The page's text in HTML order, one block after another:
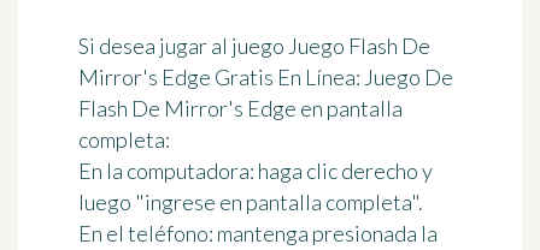
Si desea jugar al juego Juego Flash De
Mirror's Edge Gratis En Línea: Juego De
Flash De Mirror's Edge en pantalla
completa:
En la computadora: haga clic derecho y
luego "ingrese en pantalla completa".
En el teléfono: mantenga presionada la